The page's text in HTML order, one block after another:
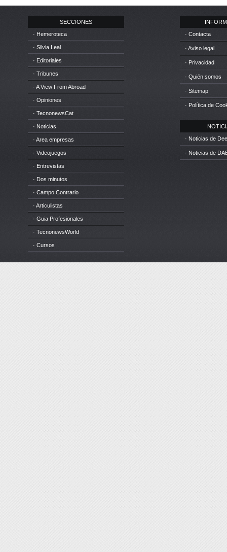
SECCIONES
· Hemeroteca
· Silvia Leal
· Editoriales
· Tribunes
· A View From Abroad
· Opiniones
· TecnonewsCat
· Noticias
· Area empresas
· Videojuegos
· Entrevistas
· Dos minutos
· Campo Contrario
· Articulistas
· Guia Profesionales
· TecnonewsWorld
· Cursos
· Contacta
· Aviso legal
· Privacidad
· Quién somos
· Sitemap
· Política de
· Noticias de
· Noticias de